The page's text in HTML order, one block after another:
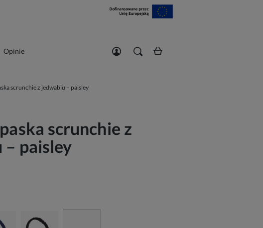
Opinie
scrunchie z jedwabiu – paisley
scrunchie z
– paisley